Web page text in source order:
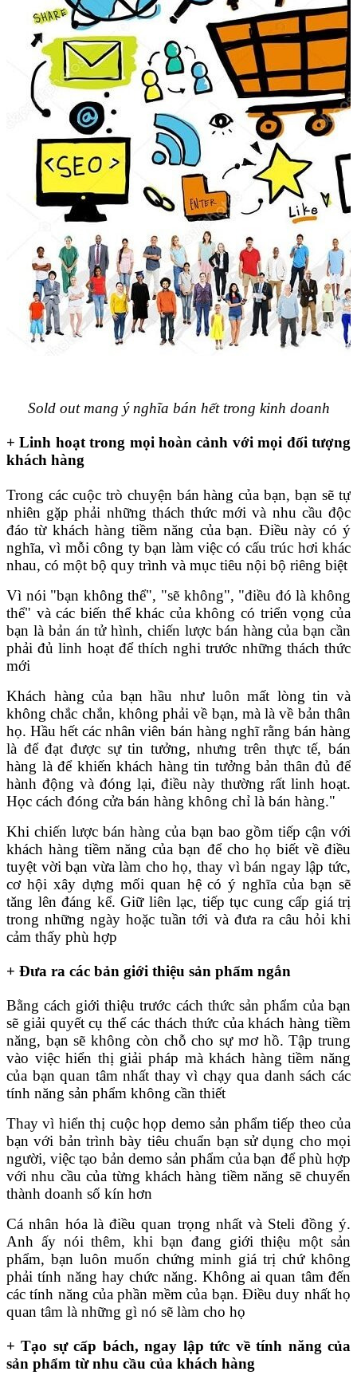
Sold out mang ý nghĩa bán hết trong kinh doanh
+ Linh hoạt trong mọi hoàn cảnh với mọi đối tượng
khách hàng
Trong các cuộc trò chuyện bán hàng của bạn, bạn sẽ tự
nhiên gặp phải những thách thức mới và nhu cầu độc
đáo từ khách hàng tiềm năng của bạn. Điều này có ý
nghĩa, vì mỗi công ty bạn làm việc có cấu trúc hơi khác
nhau, có một bộ quy trình và mục tiêu nội bộ riêng biệt
Vì nói "bạn không thể", "sẽ không", "điều đó là không
thể" và các biến thể khác của không có triển vọng của
bạn là bản án tử hình, chiến lược bán hàng của bạn cần
phải đủ linh hoạt để thích nghi trước những thách thức
mới
Khách hàng của bạn hầu như luôn mất lòng tin và
không chắc chắn, không phải về bạn, mà là về bản thân
họ. Hầu hết các nhân viên bán hàng nghĩ rằng bán hàng
là để đạt được sự tin tưởng, nhưng trên thực tế, bán
hàng là để khiến khách hàng tin tưởng bản thân đủ để
hành động và đóng lại, điều này thường rất linh hoạt.
Học cách đóng cửa bán hàng không chỉ là bán hàng."
Khi chiến lược bán hàng của bạn bao gồm tiếp cận với
khách hàng tiềm năng của bạn để cho họ biết về điều
tuyệt vời bạn vừa làm cho họ, thay vì bán ngay lập tức,
cơ hội xây dựng mối quan hệ có ý nghĩa của bạn sẽ
tăng lên đáng kể. Giữ liên lạc, tiếp tục cung cấp giá trị
trong những ngày hoặc tuần tới và đưa ra câu hỏi khi
cảm thấy phù hợp
+ Đưa ra các bản giới thiệu sản phẩm ngắn
Bằng cách giới thiệu trước cách thức sản phẩm của bạn
sẽ giải quyết cụ thể các thách thức của khách hàng tiềm
năng, bạn sẽ không còn chỗ cho sự mơ hồ. Tập trung
vào việc hiển thị giải pháp mà khách hàng tiềm năng
của bạn quan tâm nhất thay vì chạy qua danh sách các
tính năng sản phẩm không cần thiết
Thay vì hiển thị cuộc họp demo sản phẩm tiếp theo của
bạn với bản trình bày tiêu chuẩn bạn sử dụng cho mọi
người, việc tạo bản demo sản phẩm của bạn để phù hợp
với nhu cầu của từng khách hàng tiềm năng sẽ chuyển
thành doanh số kín hơn
Cá nhân hóa là điều quan trọng nhất và Steli đồng ý.
Anh ấy nói thêm, khi bạn đang giới thiệu một sản
phẩm, bạn luôn muốn chứng minh giá trị chứ không
phải tính năng hay chức năng. Không ai quan tâm đến
các tính năng của phần mềm của bạn. Điều duy nhất họ
quan tâm là những gì nó sẽ làm cho họ
+ Tạo sự cấp bách, ngay lập tức về tính năng của
sản phẩm từ nhu cầu của khách hàng